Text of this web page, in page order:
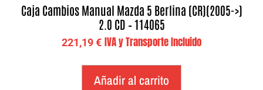
Caja Cambios Manual Mazda 5 Berlina (CR)(2005->)
2.0 CD – 114065
221,19€ IVA y Transporte Incluido
Añadir al carrito